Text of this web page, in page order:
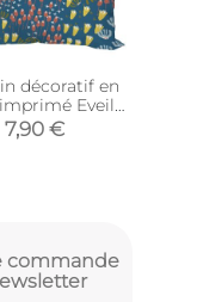
décoratif en
Eveil
x 30 cm)
7,90 €
commande